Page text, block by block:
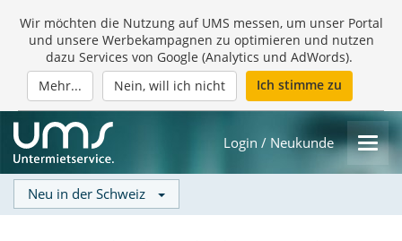
Wir möchten die Nutzung auf UMS messen, um unser Portal
und unsere Werbekampagnen zu optimieren und nutzen
dazu Services von Google (Analytics und AdWords).
Mehr...
Nein, will ich nicht Ich stimme zu
Login / Neukunde
Neu in der Schweiz